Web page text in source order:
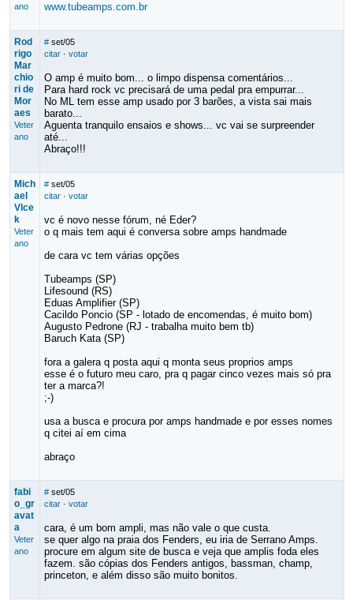
ano
www.tubeamps.com.br
Rod
rigo
Mar
chio
ri de
Mor
aes
Veter
ano
# set/05
citar· votar
O amp é muito bom... o limpo dispensa comentários...
Para hard rock vc precisará de uma pedal pra empurrar...
No ML tem esse amp usado por 3 barões, a vista sai mais
barato...
Aguenta tranquilo ensaios e shows... vc vai se surpreender
até...
Abraço!!!
Mich
ael
Vlce
k
Veter
ano
# set/05
citar· votar
vc é novo nesse fórum, né Eder?
o q mais tem aqui é conversa sobre amps handmade
de cara vc tem várias opções
Tubeamps (SP)
Lifesound (RS)
Eduas Amplifier (SP)
Cacildo Poncio (SP - lotado de encomendas, é muito bom)
Augusto Pedrone (RJ - trabalha muito bem tb)
Baruch Kata (SP)
fora a galera q posta aqui q monta seus proprios amps
esse é o futuro meu caro, pra q pagar cinco vezes mais só pra
ter a marca?!
;-)
usa a busca e procura por amps handmade e por esses nomes
q citei aí em cima
abraço
fabi
o_gr
avat
a
Veter
ano
# set/05
citar· votar
cara, é um bom ampli, mas não vale o que custa.
se quer algo na praia dos Fenders, eu iria de Serrano Amps.
procure em algum site de busca e veja que amplis foda eles
fazem. são cópias dos Fenders antigos, bassman, champ,
princeton, e além disso são muito bonitos.